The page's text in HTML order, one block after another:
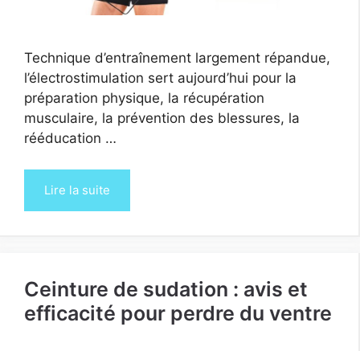
Technique d’entraînement largement répandue,
l’électrostimulation sert aujourd’hui pour la
préparation physique, la récupération
musculaire, la prévention des blessures, la
rééducation …
Lire la suite
Ceinture de sudation : avis et
efficacité pour perdre du ventre